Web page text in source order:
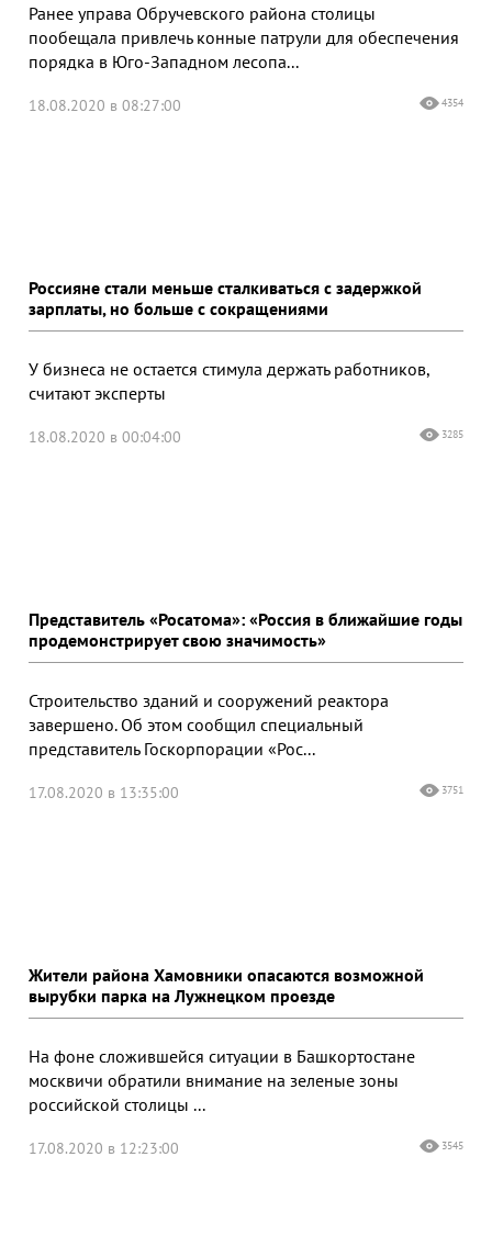
Ранее управа Обручевского района столицы
пообещала привлечь конные патрули для обеспечения
порядка в Юго-Западном лесопа...
18.08.2020 в 08:27:00 4354
Россияне стали меньше сталкиваться с задержкой
зарплаты, но больше с сокращениями
У бизнеса не остается стимула держать работников,
считают эксперты
18.08.2020 в 00:04:00 3285
Представитель «Росатома»: «Россия в ближайшие годы
продемонстрирует свою значимость»
Строительство зданий и сооружений реактора
завершено. Об этом сообщил специальный
представитель Госкорпорации «Рос...
17.08.2020 в 13:35:00 3751
Жители района Хамовники опасаются возможной
вырубки парка на Лужнецком проезде
На фоне сложившейся ситуации в Башкортостане
москвичи обратили внимание на зеленые зоны
российской столицы ...
17.08.2020 в 12:23:00 3545